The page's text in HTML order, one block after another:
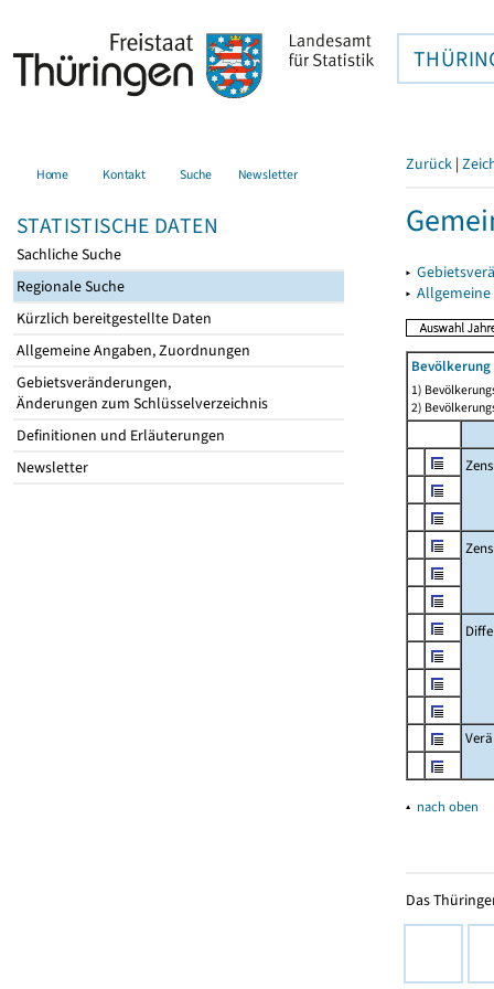
Home Kontakt Suche Newsletter
STATISTISCHE DATEN
Sachliche Suche
Regionale Suche
Kürzlich bereitgestellte Daten
Allgemeine Angaben, Zuordnungen
Gebietsveränderungen,
Änderungen zum Schlüsselverzeichnis
Definitionen und Erläuterungen
Newsletter
Zurück |
▸
▸
Bevölkerung
1)
2)
▴ nach oben
Das